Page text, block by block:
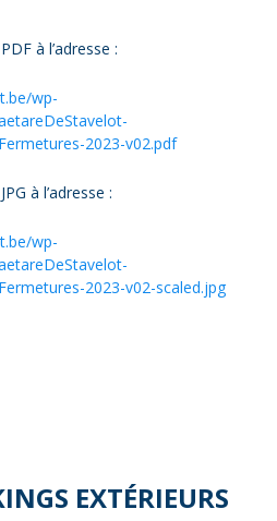
à l’adresse :
wp-
2023-v02.pdf
à l’adresse :
wp-
2023-v02-scaled.jpg
EXTÉRIEURS